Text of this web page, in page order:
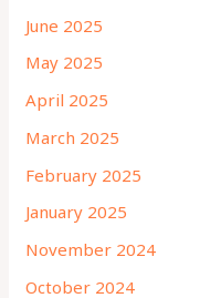
June 2025
May 2025
April 2025
March 2025
February 2025
January 2025
November 2024
October 2024